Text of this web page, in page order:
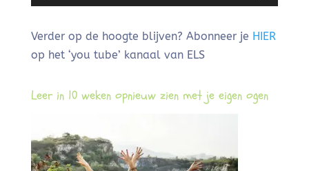
Verder op de hoogte blijven? Abonneer je HIER
op het ‘you tube’ kanaal van ELS
Leer in 10 weken opnieuw zien met je eigen ogen